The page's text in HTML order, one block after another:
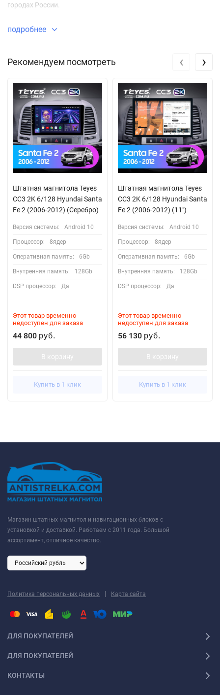
городах России.
подробнее
Рекомендуем посмотреть
Штатная магнитола Teyes
CC3 2K 6/128 Hyundai Santa
Fe 2 (2006-2012) (Серебро)
Версия системы: Android 10
Процессор: 8ядер
Оперативная память: 6Gb
Внутренняя память: 128Gb
DSP процессор: Да
Этот товар временно
недоступен для заказа
44 800 руб.
В корзину
Купить в 1 клик
Штатная магнитола Teyes
CC3 2K 6/128 Hyundai Santa
Fe 2 (2006-2012) (11")
Версия системы: Android 10
Процессор: 8ядер
Оперативная память: 6Gb
Внутренняя память: 128Gb
DSP процессор: Да
Этот товар временно
недоступен для заказа
56 130 руб.
В корзину
Купить в 1 клик
‹ ›
Магазин штатных магнитол и навигационных блоков с
установкой и доставкой. Работаем с 2011 года. Большой
ассортимент, отличное качество.
Политика персональных данных | Карта сайта
ДЛЯ ПОКУПАТЕЛЕЙ
ДЛЯ ПОКУПАТЕЛЕЙ
КОНТАКТЫ